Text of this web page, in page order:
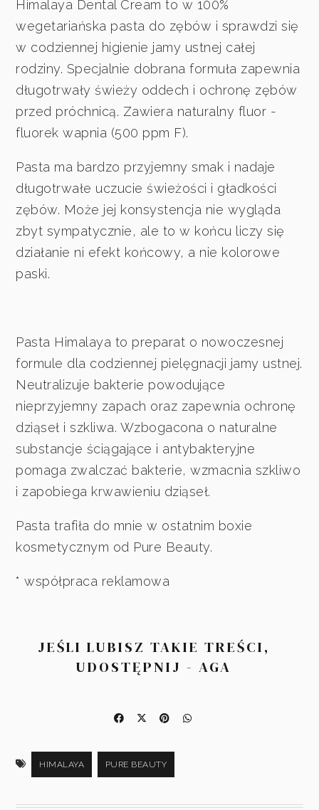
Himalaya Dental Cream to w 100%
wegetariańska pasta do zębów i sprawdzi się
w codziennej higienie jamy ustnej całej
rodziny. Specjalnie dobrana formuła zapewnia
długotrwały świeży oddech i ochronę zębów
przed próchnicą. Zawiera naturalny fluor -
fluorek wapnia (500 ppm F).
Pasta ma bardzo przyjemny smak i nadaje
długotrwałe uczucie świeżości i gładkości
zębów. Może jej konsystencja nie wygląda
zbyt sympatycznie, ale to w końcu liczy się
działanie ni efekt końcowy, a nie kolorowe
paski.
Pasta Himalaya to preparat o nowoczesnej
formule dla codziennej pielęgnacji jamy ustnej.
Neutralizuje bakterie powodujące
nieprzyjemny zapach oraz zapewnia ochronę
dziąseł i szkliwa. Wzbogacona o naturalne
substancje ściągające i antybakteryjne
pomaga zwalczać bakterie, wzmacnia szkliwo
i zapobiega krwawieniu dziąseł.
Pasta trafiła do mnie w ostatnim boxie
kosmetycznym od Pure Beauty.
* współpraca reklamowa
JEŚLI LUBISZ TAKIE TREŚCI,
UDOSTĘPNIJ - AGA
HIMALAYA PURE BEAUTY